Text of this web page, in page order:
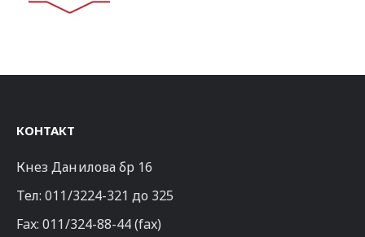
КОНТАКТ
Кнез Данилова бр 16
Тел:011/3224-321 до 325
Fax: 011/324-88-44 (fax)